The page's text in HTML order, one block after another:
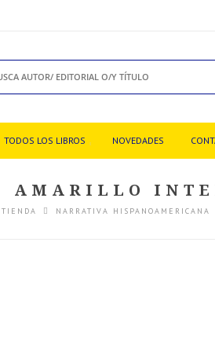
TODOS LOS LIBROS NOVEDADES
AMARILLO
TIENDA NARRATIVA HISPANOAMERICANA